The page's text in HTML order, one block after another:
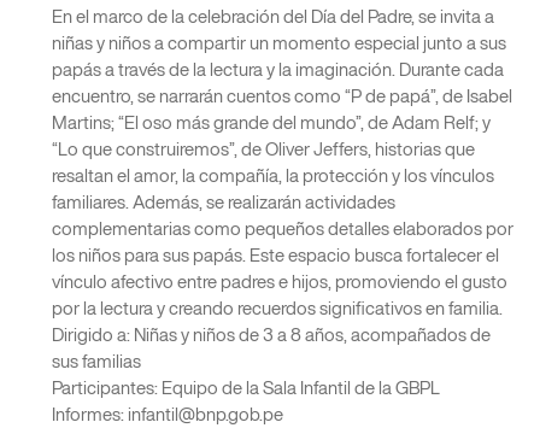
En el marco de la celebración del Día del Padre, se invita a
niñas y niños a compartir un momento especial junto a sus
papás a través de la lectura y la imaginación. Durante cada
encuentro, se narrarán cuentos como “P de papá”, de Isabel
Martins; “El oso más grande del mundo”, de Adam Relf; y
“Lo que construiremos”, de Oliver Jeffers, historias que
resaltan el amor, la compañía, la protección y los vínculos
familiares. Además, se realizarán actividades
complementarias como pequeños detalles elaborados por
los niños para sus papás. Este espacio busca fortalecer el
vínculo afectivo entre padres e hijos, promoviendo el gusto
por la lectura y creando recuerdos significativos en familia.
Dirigido a: Niñas y niños de 3 a 8 años, acompañados de
sus familias
Participantes: Equipo de la Sala Infantil de la GBPL
Informes: infantil@bnp.gob.pe